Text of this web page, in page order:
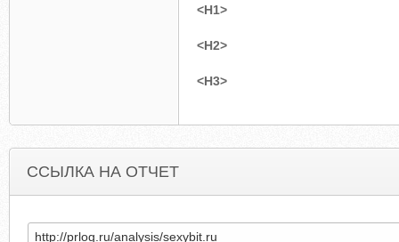
<H1>
<H2>
<H3>
ССЫЛКА НА ОТЧЕТ